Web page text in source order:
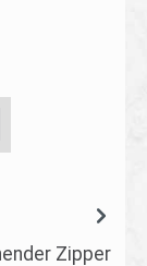
Zipper